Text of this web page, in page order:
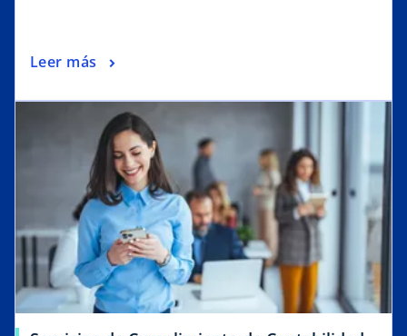
Leer más